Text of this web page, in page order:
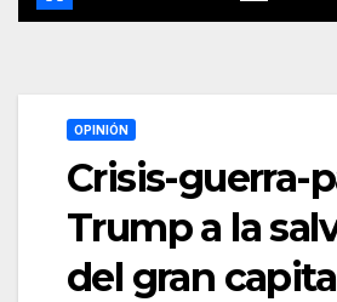
OPINIÓN
Crisis-guerra-
Trump a la
del gran